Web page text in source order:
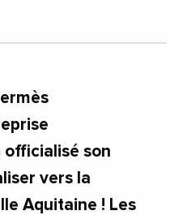
officialisé son
vers la
Aquitaine ! Les